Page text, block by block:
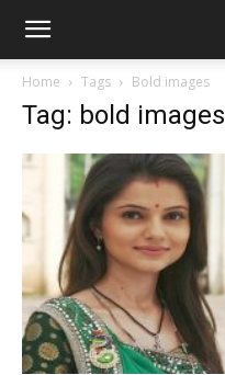
Home Tags Bold images
Tag: bold images